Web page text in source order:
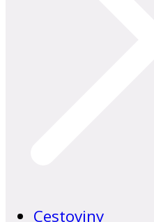
Cestoviny